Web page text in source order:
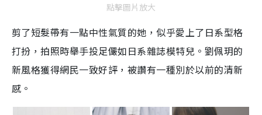
點擊圖片放大
剪了短髮帶有一點中性氣質的她，似乎愛上了日系型格
打扮，拍照時舉手投足儼如日系雜誌模特兒。劉佩玥的
新風格獲得網民一致好評，被讚有一種別於以前的清新
感。